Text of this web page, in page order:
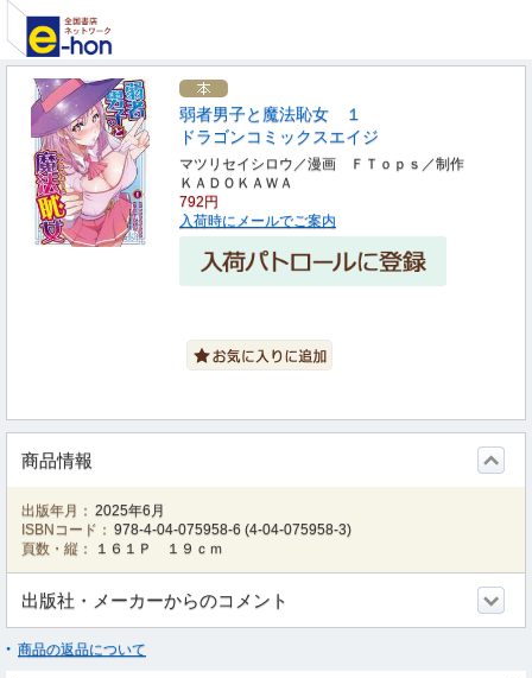
弱者男子と魔法恥女 １
ドラゴンコミックスエイジ
マツリセイシロウ／漫画 ＦＴｏｐｓ／制作
ＫＡＤＯＫＡＷＡ
792円
入荷時にメールでご案内
商品情報
出版年月： 2025年6月
ISBNコード： 978-4-04-075958-6 (4-04-075958-3)
頁数・縦：
１６１Ｐ １９ｃｍ
出版社・メーカーからのコメント
商品の返品について